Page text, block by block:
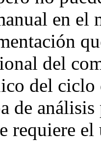
en el
del
del
de
requiere el